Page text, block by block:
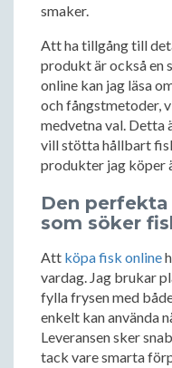
smaker.
Att ha tillgång till
produkt är också en
online kan jag läsa
och fångstmetoder,
medvetna val.
vill stötta hållbart
produkter jag köper
Den
som söker
Att köpa fisk online
vardag. Jag brukar
fylla frysen med
enkelt kan använda
Leveransen sker
tack vare smarta